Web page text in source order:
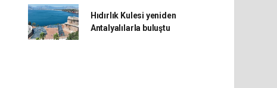
Hıdırlık Kulesi yeniden
Antalyalılarla buluştu